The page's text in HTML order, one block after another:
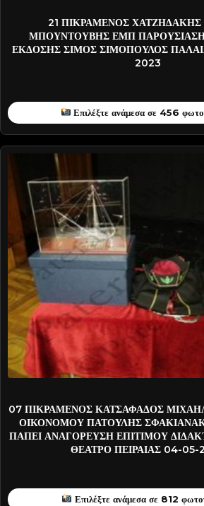
21 ΠΙΚΡΑΜΕΝΟΣ
ΜΠΟΥΝΤΟΥΒΗΣ ΕΜΠ
ΕΚΔΟΣΗΣ ΣΙΜΟΣ ΣΙΜΟΠΟΥΛΟΣ
2023
Επιλέξτε ανάμεσα σε 456
07 ΠΙΚΡΑΜΕΝΟΣ ΚΑΤΣΑΦΑΔΟΣ
ΟΙΚΟΝΟΜΟΥ ΠΑΤΟΥΛΗΣ
ΠΑΠΕΙ ΑΝΑΓΟΡΕΥΣΗ ΕΠΙΤΙΜΟΥ
ΘΕΑΤΡΟ ΠΕΙΡΑΙΑΣ 04-05-
Επιλέξτε ανάμεσα σε 812